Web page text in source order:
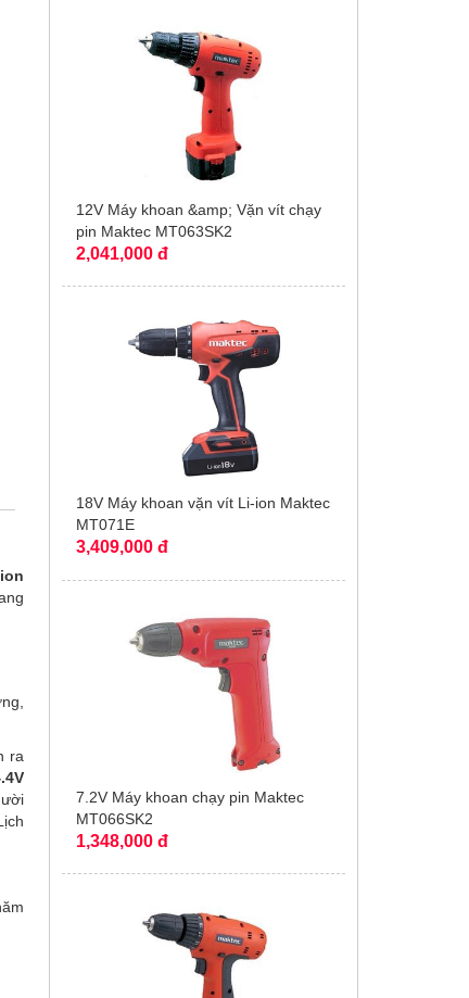
ra
12V Máy khoan &amp; Vặn vít chạy
pin Maktec MT063SK2
2,041,000 đ
18V Máy khoan vặn vít Li-ion Maktec
MT071E
3,409,000 đ
7.2V Máy khoan chạy pin Maktec
MT066SK2
1,348,000 đ